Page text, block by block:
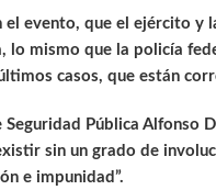
el evento, que el ejército y
lo mismo que la policía
casos, que están
Pública Alfonso
sin un grado de
e impunidad”.